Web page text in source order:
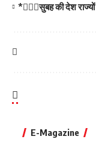
*💁🏻‍♂️सुबह की देश
E-Magazine